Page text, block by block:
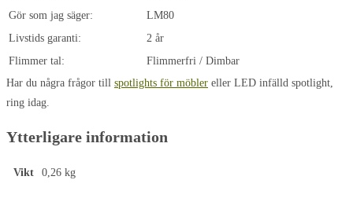
Gör som jag säger:
LM80
Livstids garanti:
2 år
Flimmer tal:
Flimmerfri / Dimbar
Har du några frågor till spotlights för möbler eller LED infälld spotlight,
ring idag.
Ytterligare information
Vikt 0,26 kg